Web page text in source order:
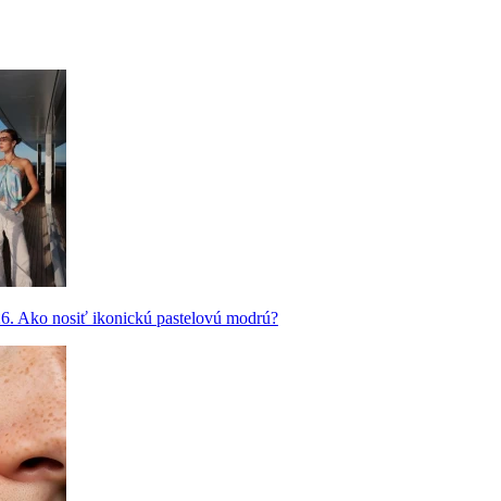
Ako nosiť ikonickú pastelovú modrú?